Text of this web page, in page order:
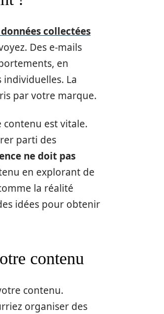
collectées
Des e-mails
en
La
par votre marque.
est vitale.
parti des
ne doit pas
en explorant de
la réalité
idées pour obtenir
contenu
contenu.
organiser des